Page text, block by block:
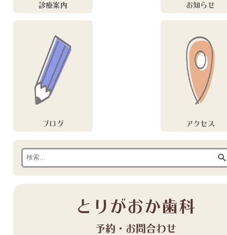
診療案内 お知らせ
ブログ アクセス
とりがおか歯科
予約・お問合わせ